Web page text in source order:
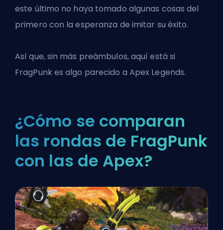
este último no haya tomado algunas cosas del
primero con la esperanza de imitar su éxito.
Así que, sin más preámbulos, aquí está si
FragPunk es algo parecido a Apex Legends.
¿Cómo se comparan
las rondas de FragPunk
con las de Apex?